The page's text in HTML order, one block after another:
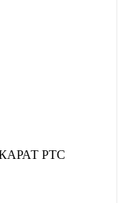
КАРАТ РТС